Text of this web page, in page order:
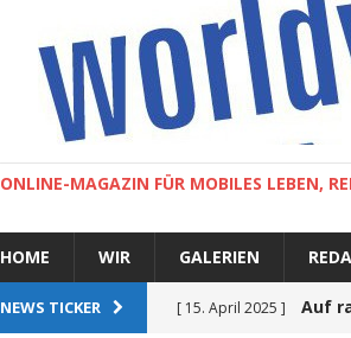
ONLINE-MAGAZIN FÜR MOBILES LEBEN,
HOME WIR GALERIEN
NEWS TICKER [ 15. April 2025 ] Auf